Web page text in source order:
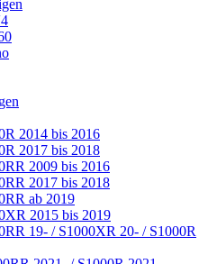
2014 bis 2016
2017 bis 2018
2009 bis 2016
2017 bis 2018
ab 2019
2015 bis 2019
19- / S1000XR 20- / S1000R